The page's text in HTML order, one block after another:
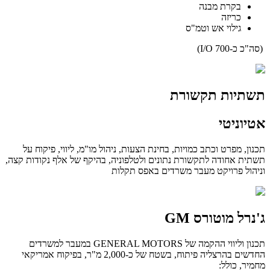
בקרת מבנה
כריזה
גילוי אש וטמ"ס
(סה"כ כ-700 I/O)
תשתיות תקשורת
אטיוניטי
תכנון, מפרט וכתב כמויות, בחינת הצעות, ניהול מו"מ, ליווי, פיקוח על
תשתית אחודה לתקשורת נתונים ולטלפוניה, בהיקף של אלף נקודות קצה,
וניהול פרויקט מעבר משרדים באפס תקלות
ג'נרל מוטורס GM
תכנון וליווי ההקמה של GENERAL MOTORS במעבר למשרדים
החדשים בהרצליה פיתוח, בשטח של כ-2,000 מ"ר, בפיקוח אמריקאי
מחמיר, כולל: